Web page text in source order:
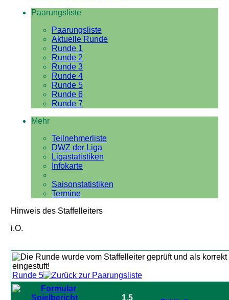
Paarungsliste
Paarungsliste
Aktuelle Runde
Runde 1
Runde 2
Runde 3
Runde 4
Runde 5
Runde 6
Runde 7
Mehr
Teilnehmerliste
DWZ der Liga
Ligastatistiken
Infokarte
Saisonstatistiken
Termine
Hinweis des Staffelleiters
i.O.
Runde 5
1.5